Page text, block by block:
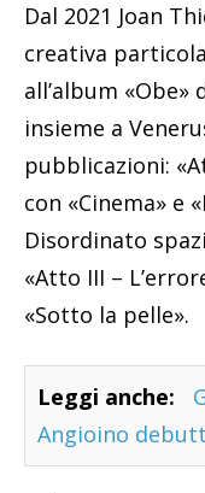
Dal 2021 Joan
creativa
all’album «Obe»
insieme a
pubblicazioni:
con «Cinema» e
Disordinato
«Atto III –
«Sotto la pelle».
Leggi anche:
Angioino